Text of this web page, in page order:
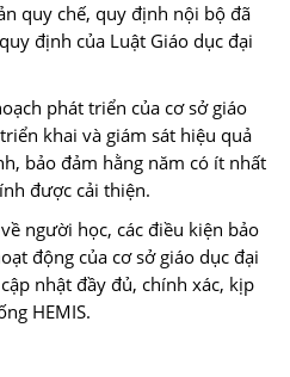
quy chế, quy định nội bộ đã
định của Luật Giáo dục đại
phát triển của cơ sở giáo
khai và giám sát hiệu quả
bảo đảm hằng năm có ít nhất
được cải thiện.
người học, các điều kiện bảo
động của cơ sở giáo dục đại
nhật đầy đủ, chính xác, kịp
HEMIS.